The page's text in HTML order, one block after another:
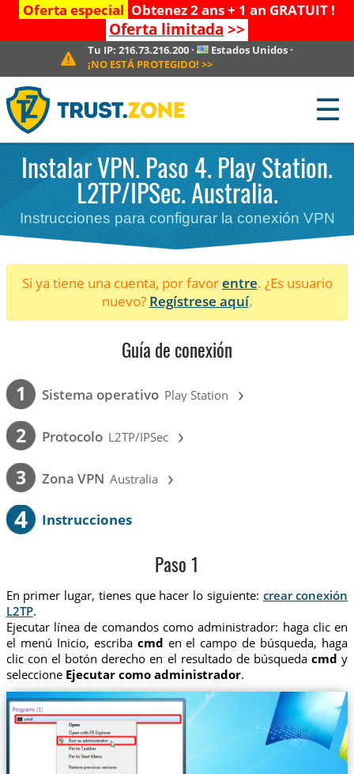
Oferta especial Obtenez 2 ans + 1 an GRATUIT !
Oferta limitada >>
Tu IP: 216.73.216.200· Estados Unidos ·
¡NO ESTÁ PROTEGIDO! >>
☰
Instalar VPN. Paso 4. Play Station.
L2TP/IPSec. Australia.
Instrucciones para configurar la conexión VPN
Si ya tiene una cuenta, por favorentre. ¿Es usuario
nuevo? Regístrese aquí.
Guía de conexión
1 Sistema operativo Play Station ›
2 Protocolo L2TP/IPSec ›
3 Zona VPN Australia ›
4 Instrucciones
Paso 1
En primer lugar, tienes que hacer lo siguiente: crear conexión
L2TP.
Ejecutar línea de comandos como administrador: haga clic en
el menú Inicio, escriba cmd en el campo de búsqueda, haga
clic con el botón derecho en el resultado de búsquedacmd y
seleccione Ejecutar como administrador.